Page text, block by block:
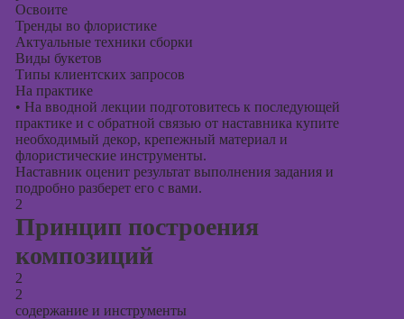
Освоите
Тренды во флористике
Актуальные техники сборки
Виды букетов
Типы клиентских запросов
На практике
• На вводной лекции подготовитесь к последующей
практике и с обратной связью от наставника купите
необходимый декор, крепежный материал и
флористические инструменты.
Наставник оценит результат выполнения задания и
подробно разберет его с вами.
2
Принцип построения
композиций
2
2
содержание и инструменты